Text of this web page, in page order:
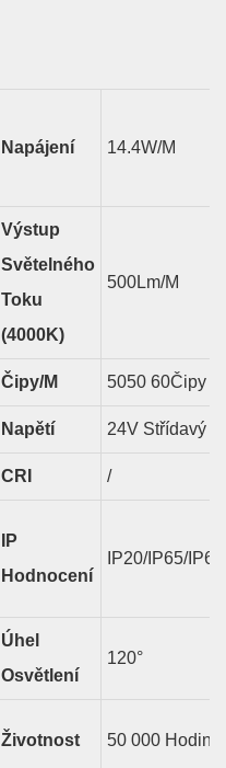
Napájení 14.4W/m
Výstup
Světelného
Toku
(4000K)
500Lm/m
Čipy/m 5050 60Čipy
Napětí 24V Střídavý
CRI /
IP
Hodnocení
IP20/IP65/
Úhel
Osvětlení
120°
Životnost 50 000 Hodin